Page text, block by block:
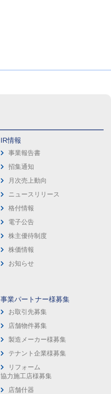
IR情報
事業報告書
招集通知
月次売上動向
ニュースリリース
格付情報
電子公告
株主優待制度
株価情報
お知らせ
事業パートナー様募集
お取引先募集
店舗物件募集
製造メーカー様募集
テナント企業様募集
リフォーム
協力施工店様募集
店舗什器